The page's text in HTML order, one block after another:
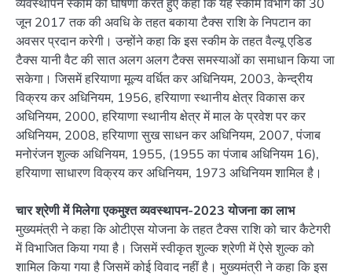
व्यवस्थापन स्कीम की घोषणा करते हुए कहा कि यह स्कीम विभाग की 30
जून 2017 तक की अवधि के तहत बकाया टैक्स राशि के निपटान का
अवसर प्रदान करेगी। उन्होंने कहा कि इस स्कीम के तहत वैल्यू एडिड
टैक्स यानी वैट की सात अलग अलग टैक्स समस्याओं का समाधान किया जा
सकेगा। जिसमें हरियाणा मूल्य वर्धित कर अधिनियम, 2003, केन्द्रीय
विक्रय कर अधिनियम, 1956, हरियाणा स्थानीय क्षेत्र विकास कर
अधिनियम, 2000, हरियाणा स्थानीय क्षेत्र में माल के प्रवेश पर कर
अधिनियम, 2008, हरियाणा सुख साधन कर अधिनियम, 2007, पंजाब
मनोरंजन शुल्क अधिनियम, 1955, (1955 का पंजाब अधिनियम 16),
हरियाणा साधारण विक्रय कर अधिनियम, 1973 अधिनियम शामिल है।
चार श्रेणी में मिलेगा एकमुश्त व्यवस्थापन-2023 योजना का लाभ
मुख्यमंत्री ने कहा कि ओटीएस योजना के तहत टैक्स राशि को चार कैटेगरी
में विभाजित किया गया है। जिसमें स्वीकृत शुल्क श्रेणी में ऐसे शुल्क को
शामिल किया गया है जिसमें कोई विवाद नहीं है। मुख्यमंत्री ने कहा कि इस